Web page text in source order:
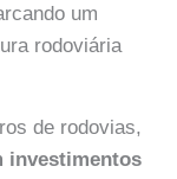
um
rodoviária
de rodovias,
investimentos